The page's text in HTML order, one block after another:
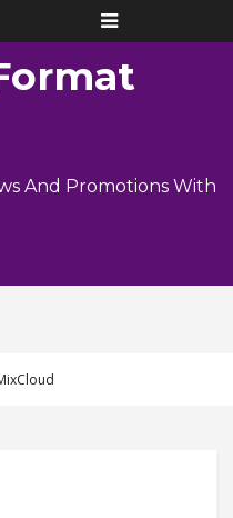
Toggle
navigation
And Promotions With